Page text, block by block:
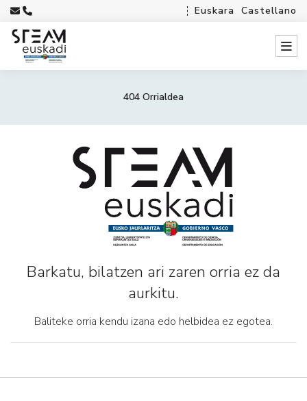
Euskara Castellano
404 Orrialdea
Barkatu, bilatzen ari zaren orria ez da
aurkitu.
Baliteke orria kendu izana edo helbidea ez egotea.